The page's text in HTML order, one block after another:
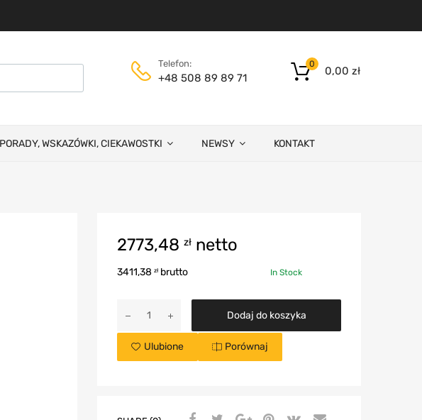
Telefon:
+48 508 89 89 71
0,00 zł
0
PORADY, WSKAZÓWKI, CIEKAWOSTKI NEWSY KONTAKT
2773,48 zł netto
3411,38 zł brutto In Stock
Dodaj do koszyka
Ulubione Porównaj